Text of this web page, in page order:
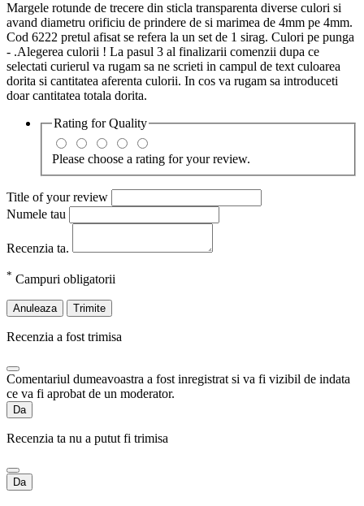
Margele rotunde de trecere din sticla transparenta diverse culori si
avand diametru orificiu de prindere de si marimea de 4mm pe 4mm.
Cod 6222 pretul afisat se refera la un set de 1 sirag. Culori pe punga
- .Alegerea culorii ! La pasul 3 al finalizarii comenzii dupa ce
selectati curierul va rugam sa ne scrieti in campul de text culoarea
dorita si cantitatea aferenta culorii. In cos va rugam sa introduceti
doar cantitatea totala dorita.
Rating forQuality
Please choose a rating for your review.
Title of your review
Numele tau
Recenzia ta.
* Campuri obligatorii
Anuleaza Trimite
Recenzia a fost trimisa
Comentariul dumeavoastra a fost inregistrat si va fi vizibil de indata
ce va fi aprobat de un moderator.
Da
Recenzia ta nu a putut fi trimisa
Da